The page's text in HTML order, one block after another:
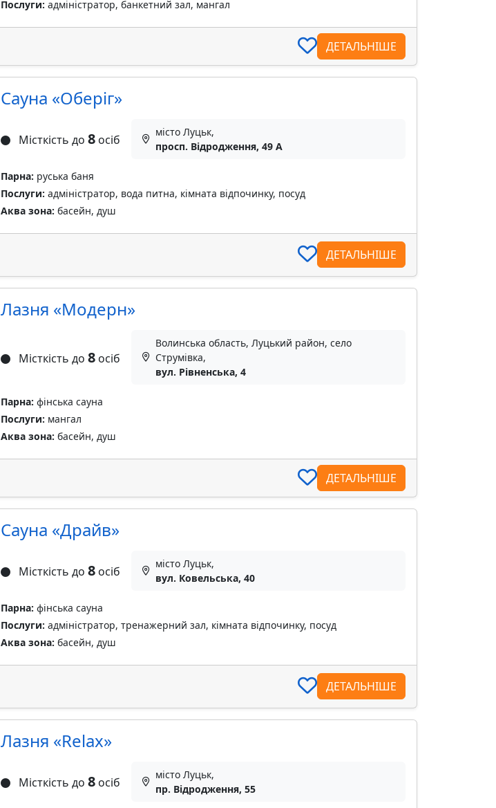
Послуги: адміністратор, банкетний зал, мангал
ДЕТАЛЬНІШЕ
Сауна «Оберіг»
Місткість до 8осіб
місто Луцьк,
просп. Відродження, 49 А
Парна: руська баня
Послуги: адміністратор, вода питна, кімната відпочинку, посуд
Аква зона: басейн, душ
ДЕТАЛЬНІШЕ
Лазня «Модерн»
Місткість до 8осіб
Волинська область, Луцький район, село
Струмівка,
вул. Рівненська, 4
Парна: фінська сауна
Послуги: мангал
Аква зона: басейн, душ
ДЕТАЛЬНІШЕ
Сауна «Драйв»
Місткість до 8осіб
місто Луцьк,
вул. Ковельська, 40
Парна: фінська сауна
Послуги: адміністратор, тренажерний зал, кімната відпочинку, посуд
Аква зона: басейн, душ
ДЕТАЛЬНІШЕ
Лазня «Relax»
Місткість до 8осіб
місто Луцьк,
пр. Відродження, 55